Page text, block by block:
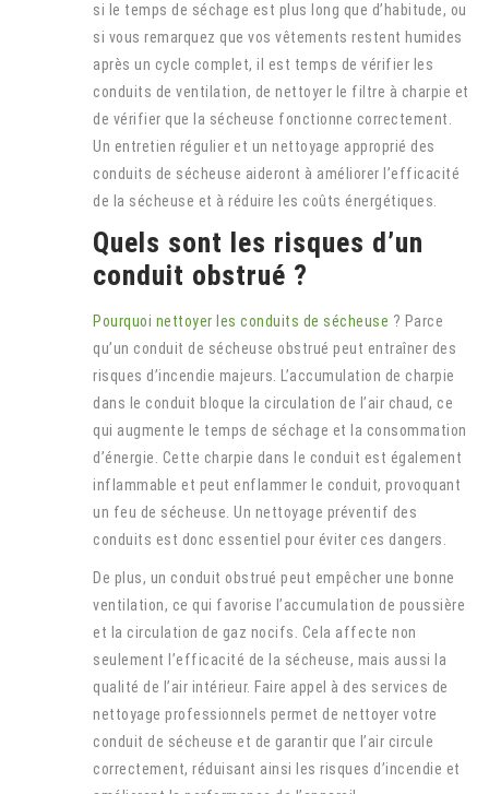
si le temps de séchage est plus long que d’habitude, ou
si vous remarquez que vos vêtements restent humides
après un cycle complet, il est temps de vérifier les
conduits de ventilation, de nettoyer le filtre à charpie et
de vérifier que la sécheuse fonctionne correctement.
Un entretien régulier et un nettoyage approprié des
conduits de sécheuse aideront à améliorer l’efficacité
de la sécheuse et à réduire les coûts énergétiques.
Quels sont les risques d’un
conduit obstrué ?
Pourquoi nettoyer les conduits de sécheuse ? Parce
qu’un conduit de sécheuse obstrué peut entraîner des
risques d’incendie majeurs. L’accumulation de charpie
dans le conduit bloque la circulation de l’air chaud, ce
qui augmente le temps de séchage et la consommation
d’énergie. Cette charpie dans le conduit est également
inflammable et peut enflammer le conduit, provoquant
un feu de sécheuse. Un nettoyage préventif des
conduits est donc essentiel pour éviter ces dangers.
De plus, un conduit obstrué peut empêcher une bonne
ventilation, ce qui favorise l’accumulation de poussière
et la circulation de gaz nocifs. Cela affecte non
seulement l’efficacité de la sécheuse, mais aussi la
qualité de l’air intérieur. Faire appel à des services de
nettoyage professionnels permet de nettoyer votre
conduit de sécheuse et de garantir que l’air circule
correctement, réduisant ainsi les risques d’incendie et